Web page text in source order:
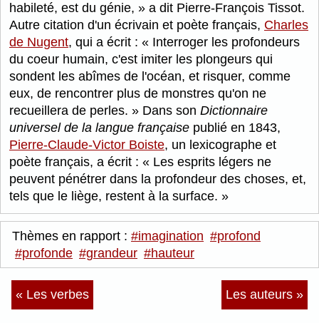
habileté, est du génie,
a dit Pierre-François Tissot.
Autre citation d'un écrivain et poète français, Charles
de Nugent, qui a écrit :
Interroger les profondeurs
du coeur humain, c'est imiter les plongeurs qui
sondent les abîmes de l'océan, et risquer, comme
eux, de rencontrer plus de monstres qu'on ne
recueillera de perles.
Dans son Dictionnaire
universel de la langue française publié en 1843,
Pierre-Claude-Victor Boiste, un lexicographe et
poète français, a écrit :
Les esprits légers ne
peuvent pénétrer dans la profondeur des choses, et,
tels que le liège, restent à la surface.
Thèmes en rapport : #imagination #profond
#profonde #grandeur #hauteur
« Les verbes Les auteurs »